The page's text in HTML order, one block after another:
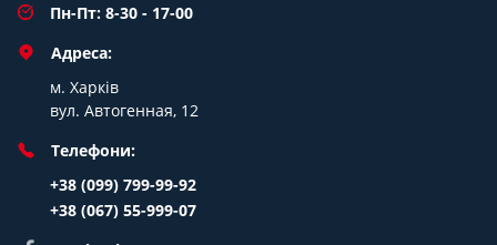
Пн-Пт: 8-30 - 17-00
Адреса:
м. Харків
вул. Автогенная, 12
Телефони:
+38 (099) 799-99-92
+38 (067) 55-999-07